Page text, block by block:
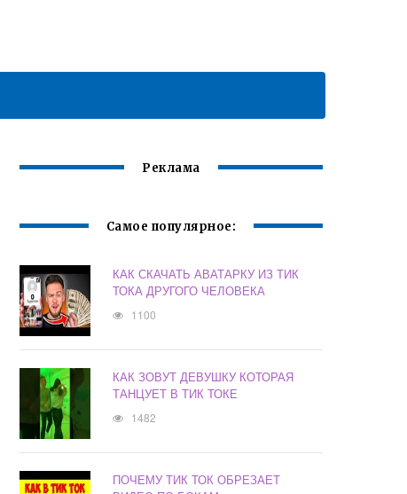
Реклама
Самое популярное:
КАК СКАЧАТЬ АВАТАРКУ ИЗ ТИК
ТОКА ДРУГОГО ЧЕЛОВЕКА
1100
КАК ЗОВУТ ДЕВУШКУ КОТОРАЯ
ТАНЦУЕТ В ТИК ТОКЕ
1482
ПОЧЕМУ ТИК ТОК ОБРЕЗАЕТ